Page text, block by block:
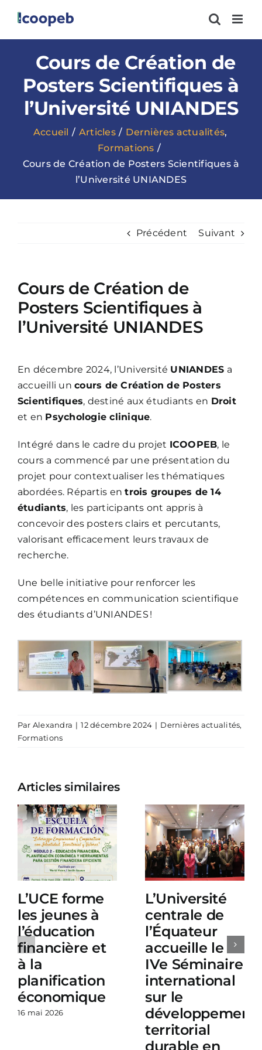
contenu
Cours de Création de
Posters Scientifiques à
l’Université UNIANDES
Accueil Articles
Dernières actualités
Formations
Cours de Création de Posters Scientifiques à
l’Université UNIANDES
Précédent Suivant
Cours de Création de
Posters Scientifiques à
l’Université UNIANDES
En décembre 2024, l’Université UNIANDES a
accueilli uncours de Création de Posters
Scientifiques, destiné aux étudiants en Droit
et en Psychologie clinique.
Intégré dans le cadre du projet ICOOPEB, le
cours a commencé par une présentation du
projet pour contextualiser les thématiques
abordées. Répartis entrois groupes de 14
étudiants, les participants ont appris à
concevoir des posters clairs et percutants,
valorisant efficacement leurs travaux de
recherche.
Une belle initiative pour renforcer les
compétences en communication scientifique
des étudiants d’UNIANDES !
Par Alexandra | 12 décembre 2024 | Dernières actualités,
Formations
Articles similaires
L’UCE forme
les jeunes à
l’éducation
financière et
à la
planification
économique
16 mai 2026
L’Université
centrale de
l’Équateur
accueille le
IVe Séminaire
international
sur le
développement
territorial
durable en